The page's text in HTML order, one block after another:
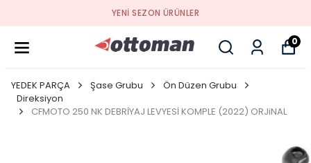
YENI SEZON ÜRÜNLER
0
YEDEK PARÇA Şase Grubu
Ön Düzen Grubu
Direksiyon
CFMOTO 250 NK DEBRİYAJ LEVYESİ KOMPLE (2022) ORJiNAL